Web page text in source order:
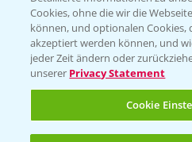
PAMIRA -
Sammelstellen und
PRE - Chemikalien
Sammelstellen und
Cookies, ohne die wir die
können, und optionalen
akzeptiert werden können, und
jeder Zeit ändern oder
unserer Privacy Statement
Cookie